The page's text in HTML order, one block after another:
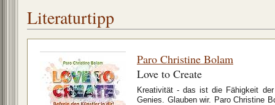
Literaturtipp
Paro Christine Bolam
Love to Create
Kreativität - das ist die Fähigkeit
Genies. Glauben wir. Paro Christine